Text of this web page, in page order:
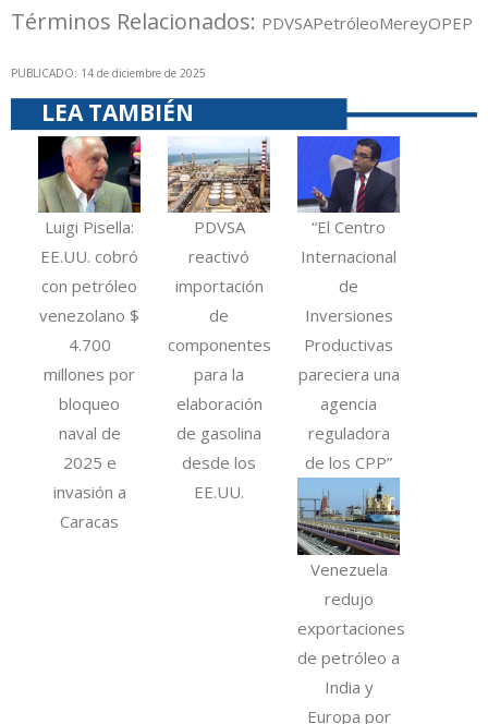
Términos Relacionados: PDVSAPetróleoMereyOPEP
PUBLICADO: 14 de diciembre de 2025
LEA TAMBIÉN
Luigi Pisella:
EE.UU. cobró
con petróleo
venezolano $
4.700
millones por
bloqueo
naval de
2025 e
invasión a
Caracas
PDVSA
reactivó
importación
de
componentes
para la
elaboración
de gasolina
desde los
EE.UU.
“El Centro
Internacional
de
Inversiones
Productivas
pareciera una
agencia
reguladora
de los CPP”
Venezuela
redujo
exportaciones
de petróleo a
India y
Europa por